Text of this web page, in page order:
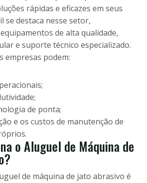
rápidas e eficazes em seus
se destaca nesse setor,
de alta qualidade,
e suporte técnico especializado.
empresas podem:
de ponta;
e os custos de manutenção de
o Aluguel de Máquina de
de máquina de jato abrasivo é